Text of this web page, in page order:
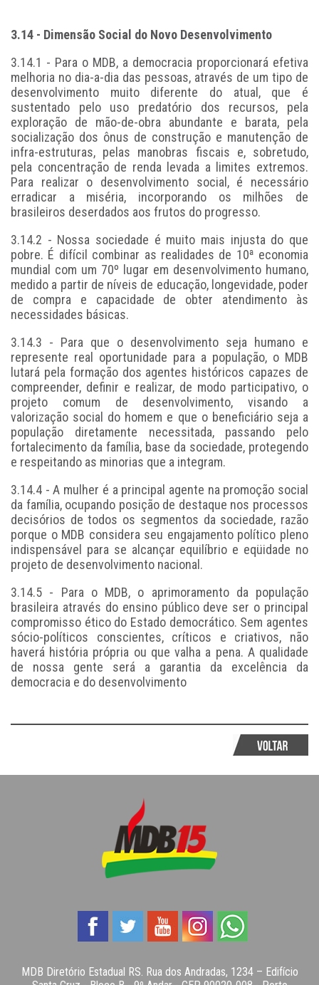
3.14 - Dimensão Social do Novo Desenvolvimento
3.14.1 - Para o MDB, a democracia proporcionará efetiva
melhoria no dia-a-dia das pessoas, através de um tipo de
desenvolvimento muito diferente do atual, que é
sustentado pelo uso predatório dos recursos, pela
exploração de mão-de-obra abundante e barata, pela
socialização dos ônus de construção e manutenção de
infra-estruturas, pelas manobras fiscais e, sobretudo,
pela concentração de renda levada a limites extremos.
Para realizar o desenvolvimento social, é necessário
erradicar a miséria, incorporando os milhões de
brasileiros deserdados aos frutos do progresso.
3.14.2 - Nossa sociedade é muito mais injusta do que
pobre. É difícil combinar as realidades de 10ª economia
mundial com um 70º lugar em desenvolvimento humano,
medido a partir de níveis de educação, longevidade, poder
de compra e capacidade de obter atendimento às
necessidades básicas.
3.14.3 - Para que o desenvolvimento seja humano e
represente real oportunidade para a população, o MDB
lutará pela formação dos agentes históricos capazes de
compreender, definir e realizar, de modo participativo, o
projeto comum de desenvolvimento, visando a
valorização social do homem e que o beneficiário seja a
população diretamente necessitada, passando pelo
fortalecimento da família, base da sociedade, protegendo
e respeitando as minorias que a integram.
3.14.4 - A mulher é a principal agente na promoção social
da família, ocupando posição de destaque nos processos
decisórios de todos os segmentos da sociedade, razão
porque o MDB considera seu engajamento político pleno
indispensável para se alcançar equilíbrio e eqüidade no
projeto de desenvolvimento nacional.
3.14.5 - Para o MDB, o aprimoramento da população
brasileira através do ensino público deve ser o principal
compromisso ético do Estado democrático. Sem agentes
sócio-políticos conscientes, críticos e criativos, não
haverá história própria ou que valha a pena. A qualidade
de nossa gente será a garantia da excelência da
democracia e do desenvolvimento
MDB Diretório Estadual RS. Rua dos Andradas, 1234 – Edifício